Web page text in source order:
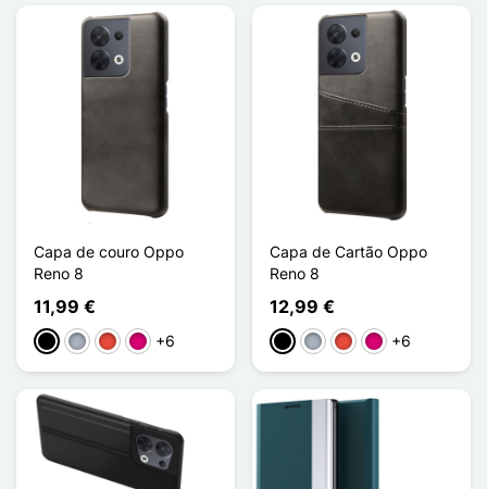
Capa de couro Oppo
Reno 8
11,99 €
PretoCinzentoVermelho
Magenta
+6
Capa de Cartão Oppo
Reno 8
12,99 €
PretoCinzentoVermelho
Magenta
+6